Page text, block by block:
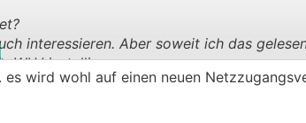
.
interessieren. Aber soweit ich das
WLV installieren muss.
wird wohl auf einen neuen